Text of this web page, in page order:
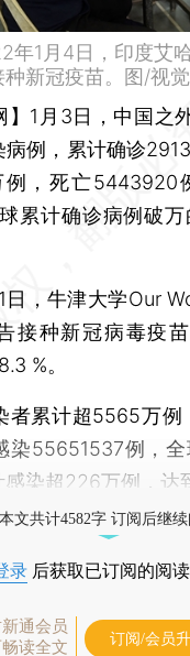
年1月4日，印度艾
新冠疫苗。图/视
1月3日，中国之
病例，累计确诊
例，死亡5443920
累计确诊病例破
，牛津大学Our
接种新冠病毒疫
%。
累计超5565万例
染55651537例，
染超226万例，达
本文共计4582字 订阅后继
录 后获取已订阅的阅
新通会员
读全文
订阅/会员